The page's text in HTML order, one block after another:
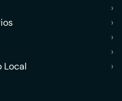
›
›
›
›
Local
›